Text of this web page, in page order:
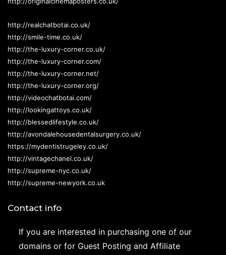
http://realchatbotai.co.uk/
http://smile-time.co.uk/
http://the-luxury-corner.co.uk/
http://the-luxury-corner.com/
http://the-luxury-corner.net/
http://the-luxury-corner.org/
http://videochatbotai.com/
http://lookingattoys.co.uk/
http://blessedlifestyle.co.uk/
http://avondalehousedentalsurgery.co.uk/
https://mydentistrugeley.co.uk/
http://vintagechanel.co.uk/
http://supreme-nyc.co.uk/
http://supreme-newyork.co.uk
Contact info
If you are interested in purchasing one of our
domains or for Guest Posting and Affiliate